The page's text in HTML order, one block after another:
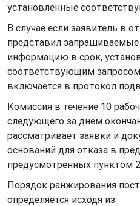
установленные
В случае если заявитель в
представил
информацию в срок,
соответствующим
включается в протокол
Комиссия в течение 10
следующего за днем
рассматривает заявки и
оснований для отказа в
предусмотренных пунктом
Порядок ранжирования
определяется исходя из